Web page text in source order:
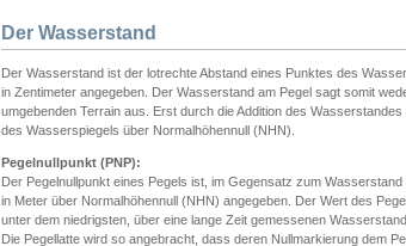
Der Wasserstand
Der Wasserstand ist der lotrechte Abstand eines Punktes des
in Zentimeter angegeben. Der Wasserstand am Pegel sagt somit
umgebenden Terrain aus. Erst durch die Addition des
des Wasserspiegels über Normalhöhennull (NHN).
Pegelnullpunkt (PNP):
Der Pegelnullpunkt eines Pegels ist, im Gegensatz zum
in Meter über Normalhöhennull (NHN) angegeben. Der Wert des
unter dem niedrigsten, über eine lange Zeit gemessenen Wasserstand.
Die Pegellatte wird so angebracht, dass deren Nullmarkierung dem